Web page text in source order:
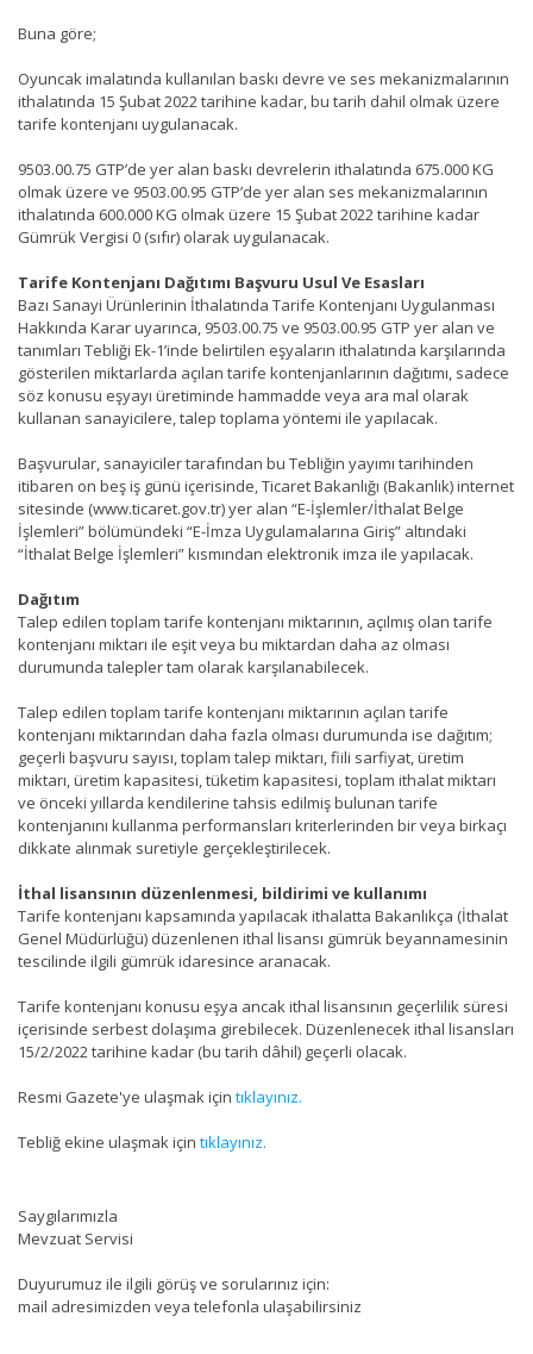
Buna göre;
Oyuncak imalatında kullanılan baskı devre ve ses mekanizmalarının
ithalatında 15 Şubat 2022 tarihine kadar, bu tarih dahil olmak üzere
tarife kontenjanı uygulanacak.
9503.00.75 GTP’de yer alan baskı devrelerin ithalatında 675.000 KG
olmak üzere ve 9503.00.95 GTP’de yer alan ses mekanizmalarının
ithalatında 600.000 KG olmak üzere 15 Şubat 2022 tarihine kadar
Gümrük Vergisi 0 (sıfır) olarak uygulanacak.
Tarife Kontenjanı Dağıtımı Başvuru Usul Ve Esasları
Bazı Sanayi Ürünlerinin İthalatında Tarife Kontenjanı Uygulanması
Hakkında Karar uyarınca, 9503.00.75 ve 9503.00.95 GTP yer alan ve
tanımları Tebliği Ek-1’inde belirtilen eşyaların ithalatında karşılarında
gösterilen miktarlarda açılan tarife kontenjanlarının dağıtımı, sadece
söz konusu eşyayı üretiminde hammadde veya ara mal olarak
kullanan sanayicilere, talep toplama yöntemi ile yapılacak.
Başvurular, sanayiciler tarafından bu Tebliğin yayımı tarihinden
itibaren on beş iş günü içerisinde, Ticaret Bakanlığı (Bakanlık) internet
sitesinde (www.ticaret.gov.tr) yer alan “E-İşlemler/İthalat Belge
İşlemleri” bölümündeki “E-İmza Uygulamalarına Giriş” altındaki
“İthalat Belge İşlemleri” kısmından elektronik imza ile yapılacak.
Dağıtım
Talep edilen toplam tarife kontenjanı miktarının, açılmış olan tarife
kontenjanı miktarı ile eşit veya bu miktardan daha az olması
durumunda talepler tam olarak karşılanabilecek.
Talep edilen toplam tarife kontenjanı miktarının açılan tarife
kontenjanı miktarından daha fazla olması durumunda ise dağıtım;
geçerli başvuru sayısı, toplam talep miktarı, fiili sarfiyat, üretim
miktarı, üretim kapasitesi, tüketim kapasitesi, toplam ithalat miktarı
ve önceki yıllarda kendilerine tahsis edilmiş bulunan tarife
kontenjanını kullanma performansları kriterlerinden bir veya birkaçı
dikkate alınmak suretiyle gerçekleştirilecek.
İthal lisansının düzenlenmesi, bildirimi ve kullanımı
Tarife kontenjanı kapsamında yapılacak ithalatta Bakanlıkça (İthalat
Genel Müdürlüğü) düzenlenen ithal lisansı gümrük beyannamesinin
tescilinde ilgili gümrük idaresince aranacak.
Tarife kontenjanı konusu eşya ancak ithal lisansının geçerlilik süresi
içerisinde serbest dolaşıma girebilecek. Düzenlenecek ithal lisansları
15/2/2022 tarihine kadar (bu tarih dâhil) geçerli olacak.
Resmi Gazete'ye ulaşmak için tıklayınız.
Tebliğ ekine ulaşmak için tıklayınız.
Saygılarımızla
Mevzuat Servisi
Duyurumuz ile ilgili görüş ve sorularınız için:
mail adresimizden veya telefonla ulaşabilirsiniz